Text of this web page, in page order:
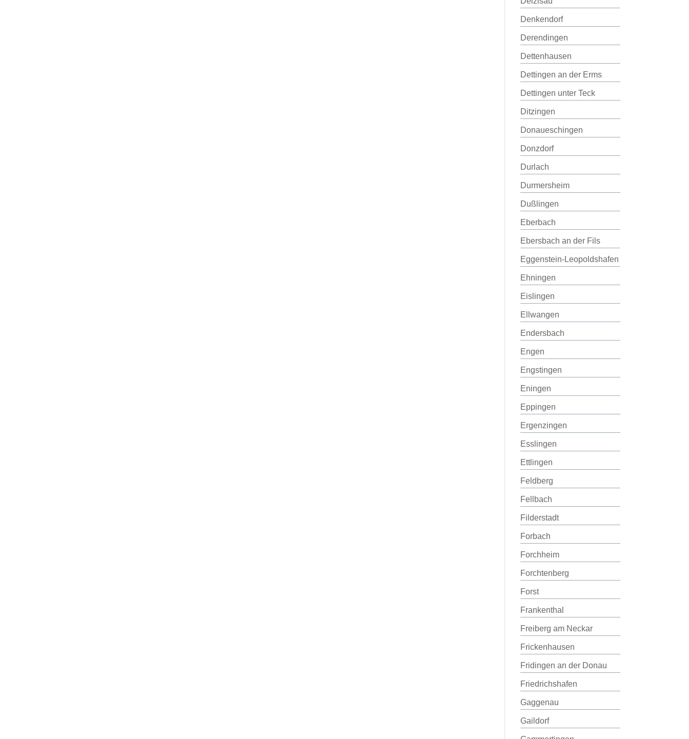
Denkendorf
Derendingen
Dettenhausen
Dettingen an der Erms
Dettingen unter Teck
Ditzingen
Donaueschingen
Donzdorf
Durlach
Durmersheim
Dußlingen
Eberbach
Ebersbach an der Fils
Eggenstein-Leopoldshafen
Ehningen
Eislingen
Ellwangen
Endersbach
Engen
Engstingen
Eningen
Eppingen
Ergenzingen
Esslingen
Ettlingen
Feldberg
Fellbach
Filderstadt
Forbach
Forchheim
Forchtenberg
Forst
Frankenthal
Freiberg am Neckar
Frickenhausen
Fridingen an der Donau
Friedrichshafen
Gaggenau
Gaildorf